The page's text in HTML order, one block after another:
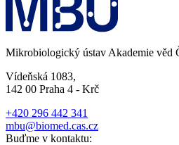
Mikrobiologický ústav Akademie věd
Vídeňská 1083,
142 00 Praha 4 - Krč
+420 296 442 341
mbu@biomed.cas.cz
Buďme v kontaktu: